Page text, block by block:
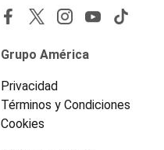
Grupo América
Privacidad
Términos y Condiciones
Cookies